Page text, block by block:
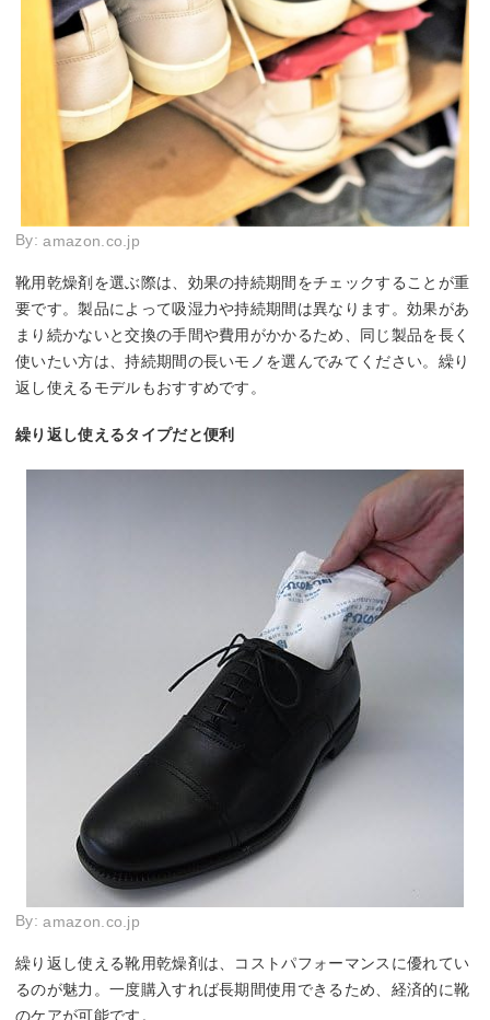
By:amazon.co.jp
靴用乾燥剤を選ぶ際は、効果の持続期間をチェックすることが重
要です。製品によって吸湿力や持続期間は異なります。効果があ
まり続かないと交換の手間や費用がかかるため、同じ製品を長く
使いたい方は、持続期間の長いモノを選んでみてください。繰り
返し使えるモデルもおすすめです。
繰り返し使えるタイプだと便利
By:amazon.co.jp
繰り返し使える靴用乾燥剤は、コストパフォーマンスに優れてい
るのが魅力。一度購入すれば長期間使用できるため、経済的に靴
のケアが可能です。